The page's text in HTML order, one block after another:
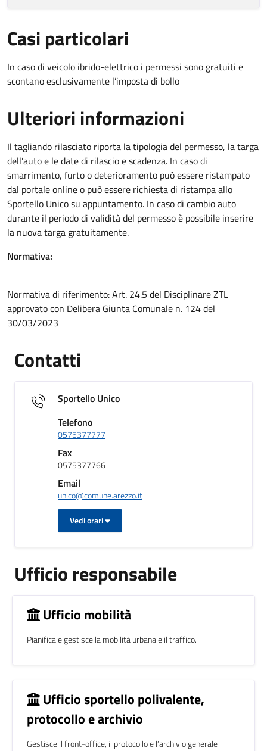
Casi particolari
In caso di veicolo ibrido-elettrico i permessi sono gratuiti e
scontano esclusivamente l’imposta di bollo
Ulteriori informazioni
Il tagliando rilasciato riporta la tipologia del permesso, la targa
dell'auto e le date di rilascio e scadenza. In caso di
smarrimento, furto o deterioramento può essere ristampato
dal portale online o può essere richiesta di ristampa allo
Sportello Unico su appuntamento. In caso di cambio auto
durante il periodo di validità del permesso è possibile inserire
la nuova targa gratuitamente.
Normativa:
Normativa di riferimento: Art. 24.5 del Disciplinare ZTL
approvato con Delibera Giunta Comunale n. 124 del
30/03/2023
Contatti
Sportello Unico
Telefono
0575377777
Fax
0575377766
Email
unico@comune.arezzo.it
Vedi orari
Ufficio responsabile
Ufficio mobilità
Pianifica e gestisce la mobilità urbana e il traffico.
Ufficio sportello polivalente,
protocollo e archivio
Gestisce il front-office, il protocollo e l’archivio generale